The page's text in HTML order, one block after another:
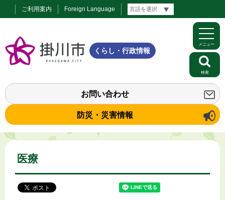
ご利用案内 Foreign Language
くらし・行政情報
お問い合わせ
防災・災害情報
メニュー
検索
医療